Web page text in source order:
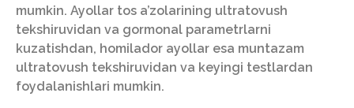
mumkin. Ayollar tos a’zolarining ultratovush
tekshiruvidan va gormonal parametrlarni
kuzatishdan, homilador ayollar esa muntazam
ultratovush tekshiruvidan va keyingi testlardan
foydalanishlari mumkin.